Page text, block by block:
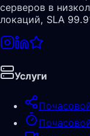
серверов в
локаций, SLA
Услуги